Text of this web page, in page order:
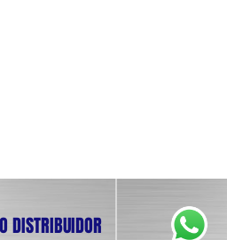
DISTRIBUIDOR